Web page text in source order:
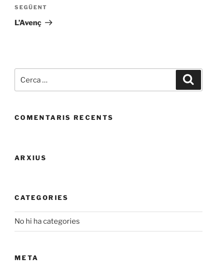
Entrada
següent
SEGÜENT
L’Avenç
COMENTARIS RECENTS
ARXIUS
CATEGORIES
No hi ha categories
META